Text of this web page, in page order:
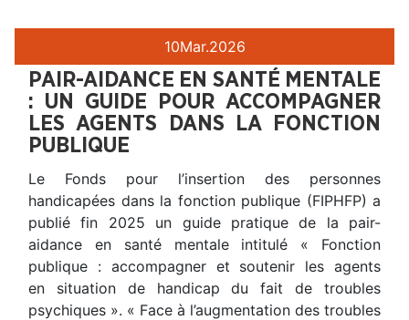
10Mar.2026
PAIR-AIDANCE EN SANTÉ MENTALE
: UN GUIDE POUR ACCOMPAGNER
LES AGENTS DANS LA FONCTION
PUBLIQUE
Le Fonds pour l’insertion des personnes
handicapées dans la fonction publique (FIPHFP) a
publié fin 2025 un guide pratique de la pair-
aidance en santé mentale intitulé « Fonction
publique : accompagner et soutenir les agents
en situation de handicap du fait de troubles
psychiques ». « Face à l’augmentation des troubles